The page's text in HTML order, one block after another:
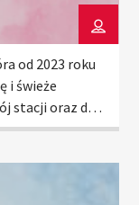
od 2023 roku
i świeże
stacji oraz dba
dla słuchaczy